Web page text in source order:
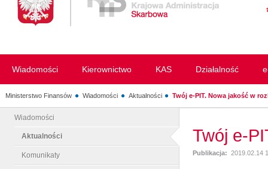
Wiadomości Kierownictwo KAS Działalność
Ministerstwo Finansów Wiadomości Aktualności Twój e-PIT. Nowa jakość w
Wiadomości
Aktualności
Komunikaty
Twój e-
Publikacja: 2019.02.14